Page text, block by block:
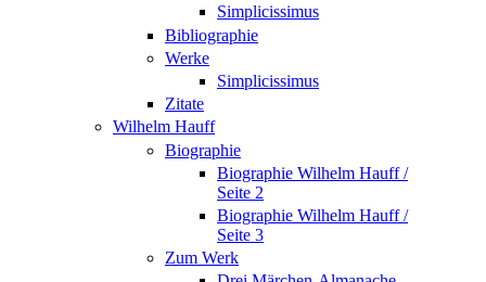
Simplicissimus
Bibliographie
Werke
Simplicissimus
Zitate
Wilhelm Hauff
Biographie
Biographie Wilhelm Hauff /
Seite 2
Biographie Wilhelm Hauff /
Seite 3
Zum Werk